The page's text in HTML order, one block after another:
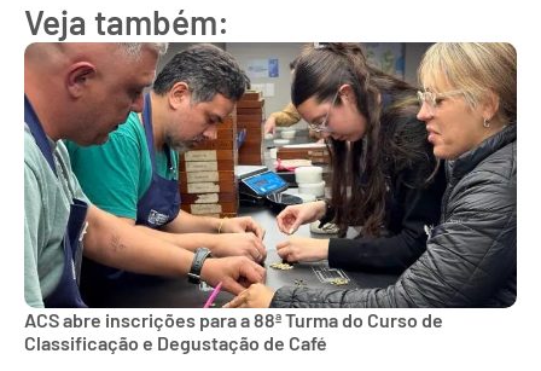
Veja também:
ACS abre inscrições para a 88ª Turma do Curso de
Classificação e Degustação de Café